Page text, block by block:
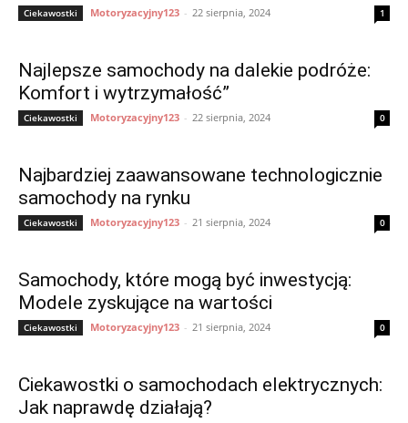
Ciekawostki Motoryzacyjny123 - 22 sierpnia, 2024 1
Najlepsze samochody na dalekie podróże:
Komfort i wytrzymałość”
Ciekawostki Motoryzacyjny123 - 22 sierpnia, 2024 0
Najbardziej zaawansowane technologicznie
samochody na rynku
Ciekawostki Motoryzacyjny123 - 21 sierpnia, 2024 0
Samochody, które mogą być inwestycją:
Modele zyskujące na wartości
Ciekawostki Motoryzacyjny123 - 21 sierpnia, 2024 0
Ciekawostki o samochodach elektrycznych:
Jak naprawdę działają?